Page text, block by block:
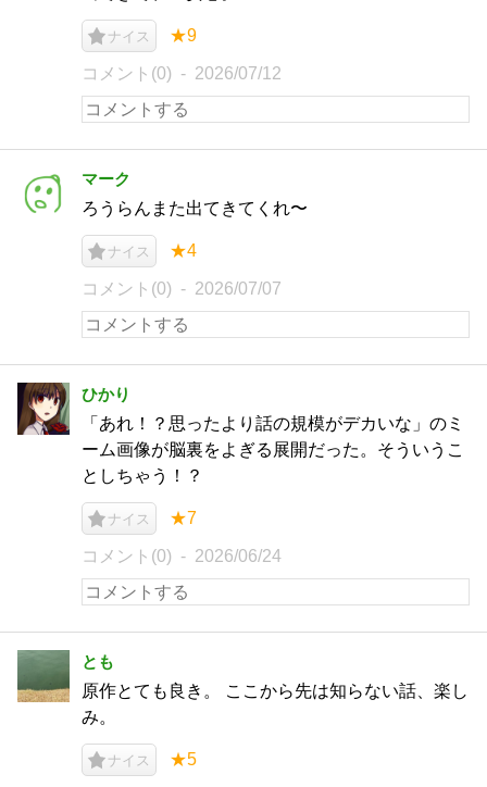
ナイス ★9
コメント(0) 2026/07/12
マーク
ろうらんまた出てきてくれ〜
ナイス ★4
コメント(0) 2026/07/07
ひかり
「あれ！？思ったより話の規模がデカいな」のミ
ーム画像が脳裏をよぎる展開だった。そういうこ
としちゃう！？
ナイス ★7
コメント(0) 2026/06/24
とも
原作とても良き。 ここから先は知らない話、楽し
み。
ナイス ★5